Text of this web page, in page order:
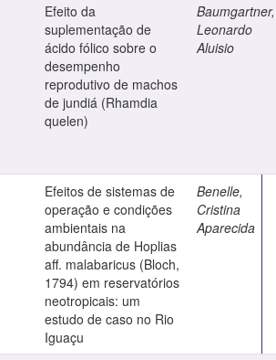
Efeito da
suplementação de
ácido fólico sobre o
desempenho
reprodutivo de machos
de jundiá (Rhamdia
quelen)
Baumgartner,
Leonardo
Aluisio
Efeitos de sistemas de
operação e condições
ambientais na
abundância de Hoplias
aff. malabaricus (Bloch,
1794) em reservatórios
neotropicais: um
estudo de caso no Rio
Iguaçu
Benelle,
Cristina
Aparecida